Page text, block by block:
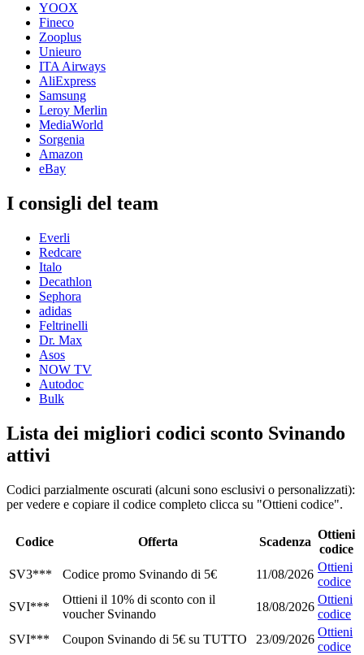
YOOX
Fineco
Zooplus
Unieuro
ITA Airways
AliExpress
Samsung
Leroy Merlin
MediaWorld
Sorgenia
Amazon
eBay
I consigli del team
Everli
Redcare
Italo
Decathlon
Sephora
adidas
Feltrinelli
Dr. Max
Asos
NOW TV
Autodoc
Bulk
Lista dei migliori codici sconto Svinando
attivi
Codici parzialmente oscurati (alcuni sono esclusivi o personalizzati):
per vedere e copiare il codice completo clicca su "Ottieni codice".
Codice Offerta Scadenza
Ottieni
codice
SV3***
Codice promo Svinando di 5€ 11/08/2026
Ottieni
codice
SVI***
Ottieni il 10% di sconto con il
voucher Svinando
18/08/2026
Ottieni
codice
SVI***
Coupon Svinando di 5€ su TUTTO 23/09/2026
Ottieni
codice